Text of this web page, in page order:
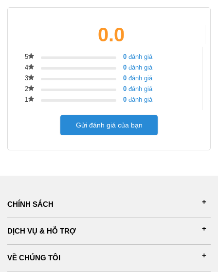
0.0
5 0 đánh giá
4
0 đánh giá
3
0 đánh giá
2
0 đánh giá
1
0 đánh giá
Gửi đánh giá của bạn
CHÍNH SÁCH
DỊCH VỤ & HỖ TRỢ
VỀ CHÚNG TÔI